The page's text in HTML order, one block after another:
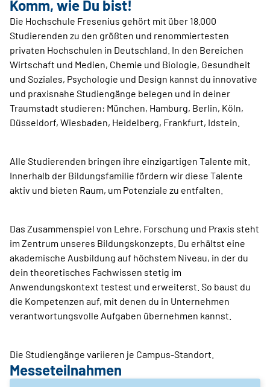
Komm, wie Du bist!
Die Hochschule Fresenius gehört mit über 18.000
Studierenden zu den größten und renommiertesten
privaten Hochschulen in Deutschland. In den Bereichen
Wirtschaft und Medien, Chemie und Biologie, Gesundheit
und Soziales, Psychologie und Design kannst du innovative
und praxisnahe Studiengänge belegen und in deiner
Traumstadt studieren: München, Hamburg, Berlin, Köln,
Düsseldorf, Wiesbaden, Heidelberg, Frankfurt, Idstein.
Alle Studierenden bringen ihre einzigartigen Talente mit.
Innerhalb der Bildungsfamilie fördern wir diese Talente
aktiv und bieten Raum, um Potenziale zu entfalten.
Das Zusammenspiel von Lehre, Forschung und Praxis steht
im Zentrum unseres Bildungskonzepts. Du erhältst eine
akademische Ausbildung auf höchstem Niveau, in der du
dein theoretisches Fachwissen stetig im
Anwendungskontext testest und erweiterst. So baust du
die Kompetenzen auf, mit denen du in Unternehmen
verantwortungsvolle Aufgaben übernehmen kannst.
Die Studiengänge variieren je Campus-Standort.
Messeteilnahmen